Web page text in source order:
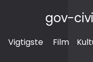
gov-
Vigtigste Film